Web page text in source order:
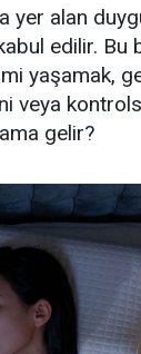
yer alan
edilir.
yaşamak,
veya
gelir?